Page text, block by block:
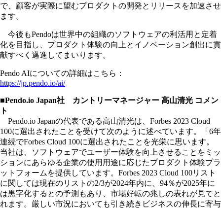
で、顧客が実際に望むプロダクトの開発とリリースを加速させ
ます。
今後もPendoは世界中の組織のソフトウェアの利活用と定着
化を目指し、プロダクト体験の向上とイノベーション創出に貢
献すべく邁進してまいります。
Pendo AIについての詳細はこちら：
https://jp.pendo.io/ai/
■Pendo.io Japan社 カントリーマネージャー 高山清光 コメン
ト
Pendo.io Japanの代表である高山清光は、Forbes 2023 Cloud
100に選出されたことを受けて次のように述べています。「6年
連続でForbes Cloud 100に選出されたことを光栄に思います。
当社は、ソフトウェアでユーザー体験を向上させることをミッ
ションにあらゆる企業の使用用途に応じたプロダクト体験プラ
ットフォームを提供しています。Forbes 2023 Cloud 100リスト
に関しては現在のリストの2/3が2024年内に、94％が2025年に
は黒字化するとの予測もあり、市場好転の兆しの表れが見てと
れます。厳しい市況においても引き続きビジネスの伸長に寄与